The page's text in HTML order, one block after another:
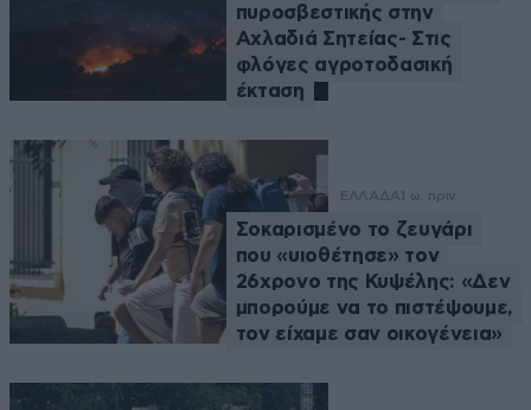
πυροσβεστικής στην
Αχλαδιά Σητείας- Στις
φλόγες αγροτοδασική
έκταση
ΕΛΛΑΔΑ 1 ω. πριν
Σοκαρισμένο το ζευγάρι
που «υιοθέτησε» τον
26χρονο της Κυψέλης: «Δεν
μπορούμε να το πιστέψουμε,
τον είχαμε σαν οικογένεια»